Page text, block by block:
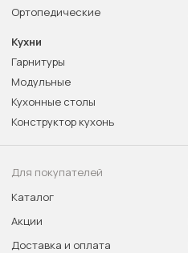
Ортопедические
Кухни
Гарнитуры
Модульные
Кухонные столы
Конструктор кухонь
Для покупателей
Каталог
Акции
Доставка и оплата